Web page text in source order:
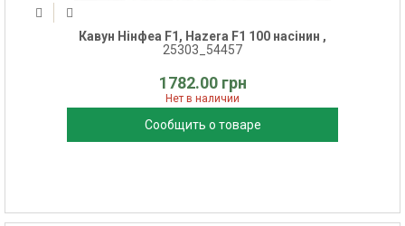
Кавун Нінфеа F1, Hazera F1 100 насінин ,
25303_54457
1782.00 грн
Нет в наличии
Сообщить о товаре